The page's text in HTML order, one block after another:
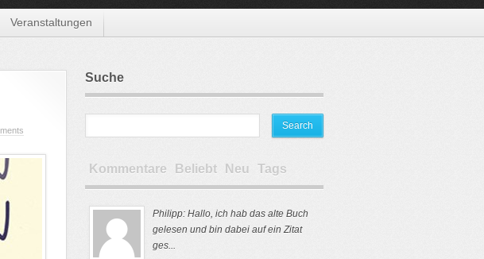
Veranstaltungen
Suche
Kommentare Beliebt Neu Tags
Philipp: Hallo, ich hab das alte Buch
gelesen und bin dabei auf ein Zitat
ges...